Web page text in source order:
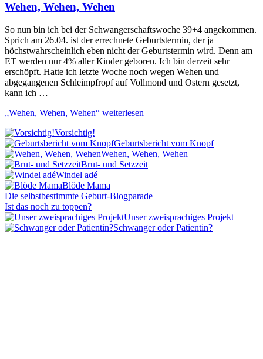
Wehen, Wehen, Wehen
So nun bin ich bei der Schwangerschaftswoche 39+4 angekommen.
Sprich am 26.04. ist der errechnete Geburtstermin, der ja
höchstwahrscheinlich eben nicht der Geburtstermin wird. Denn am
ET werden nur 4% aller Kinder geboren. Ich bin derzeit sehr
erschöpft. Hatte ich letzte Woche noch wegen Wehen und
abgegangenen Schleimpfropf auf Vollmond und Ostern gesetzt,
kann ich …
„Wehen, Wehen, Wehen“ weiterlesen
Vorsichtig!
Geburtsbericht vom Knopf
Wehen, Wehen, Wehen
Brut- und Setzzeit
Windel adé
Blöde Mama
Die selbstbestimmte Geburt-Blogparade
Ist das noch zu toppen?
Unser zweisprachiges Projekt
Schwanger oder Patientin?